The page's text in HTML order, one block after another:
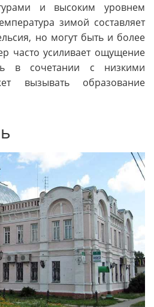
и высоким уровнем
зимой составляет
но могут быть и более
часто усиливает ощущение
в сочетании с низкими
вызывать образование